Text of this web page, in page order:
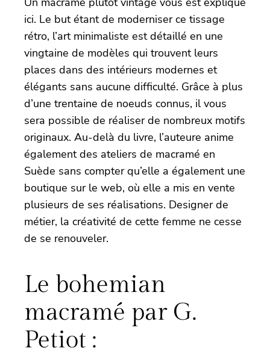
ici. Le but étant de moderniser ce tissage
rétro, l’art minimaliste est détaillé en une
vingtaine de modèles qui trouvent leurs
places dans des intérieurs modernes et
élégants sans aucune difficulté. Grâce à plus
d’une trentaine de noeuds connus, il vous
sera possible de réaliser de nombreux motifs
originaux. Au-delà du livre, l’auteure anime
également des ateliers de macramé en
Suède sans compter qu’elle a également une
boutique sur le web, où elle a mis en vente
plusieurs de ses réalisations. Designer de
métier, la créativité de cette femme ne cesse
de se renouveler.
Le bohemian
macramé par G.
Petiot :